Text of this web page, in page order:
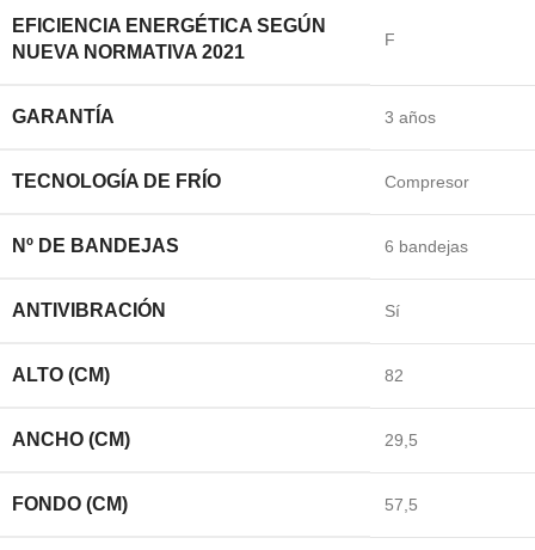
EFICIENCIA ENERGÉTICA SEGÚN
NUEVA NORMATIVA 2021
F
GARANTÍA 3 años
TECNOLOGÍA DE FRÍO Compresor
Nº DE BANDEJAS 6 bandejas
ANTIVIBRACIÓN Sí
ALTO (CM) 82
ANCHO (CM) 29,5
FONDO (CM) 57,5